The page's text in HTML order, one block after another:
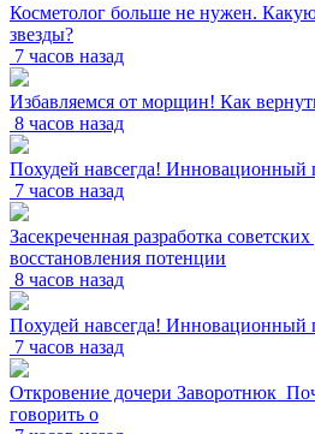
Косметолог больше не нужен.
звезды?
7 часов назад
Избавляемся от морщин! Как
8 часов назад
Похудей навсегда! Инновационный
7 часов назад
Засекреченная разработка
восстановления потенции
8 часов назад
Похудей навсегда! Инновационный
7 часов назад
Откровение дочери
говорить о